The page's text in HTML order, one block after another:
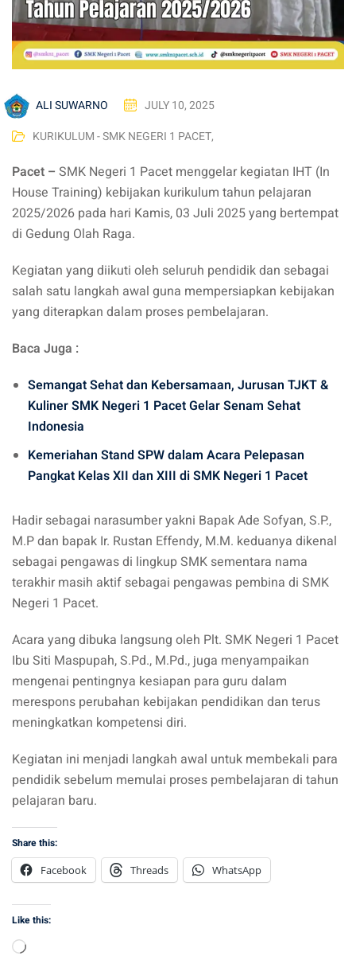
ALI SUWARNO
JULY 10, 2025
KURIKULUM - SMK NEGERI 1 PACET,
Pacet – SMK Negeri 1 Pacet menggelar kegiatan IHT (In
House Training) kebijakan kurikulum tahun pelajaran
2025/2026 pada hari Kamis, 03 Juli 2025 yang bertempat
di Gedung Olah Raga.
Kegiatan yang diikuti oleh seluruh pendidik dan sebagai
salah satu langkah awal guna mempersiapkan kebijakan
yang diterapkan dalam proses pembelajaran.
Baca Juga :
Semangat Sehat dan Kebersamaan, Jurusan TJKT &
Kuliner SMK Negeri 1 Pacet Gelar Senam Sehat
Indonesia
Kemeriahan Stand SPW dalam Acara Pelepasan
Pangkat Kelas XII dan XIII di SMK Negeri 1 Pacet
Hadir sebagai narasumber yakni Bapak Ade Sofyan, S.P.,
M.P dan bapak Ir. Rustan Effendy, M.M. keduanya dikenal
sebagai pengawas di lingkup SMK sementara nama
terakhir masih aktif sebagai pengawas pembina di SMK
Negeri 1 Pacet.
Acara yang dibuka langsung oleh Plt. SMK Negeri 1 Pacet
Ibu Siti Maspupah, S.Pd., M.Pd., juga menyampaikan
mengenai pentingnya kesiapan para guru dalam
merespons perubahan kebijakan pendidikan dan terus
meningkatkan kompetensi diri.
Kegiatan ini menjadi langkah awal untuk membekali para
pendidik sebelum memulai proses pembelajaran di tahun
pelajaran baru.
Share this:
Facebook
Threads WhatsApp
Like this:
Loading…